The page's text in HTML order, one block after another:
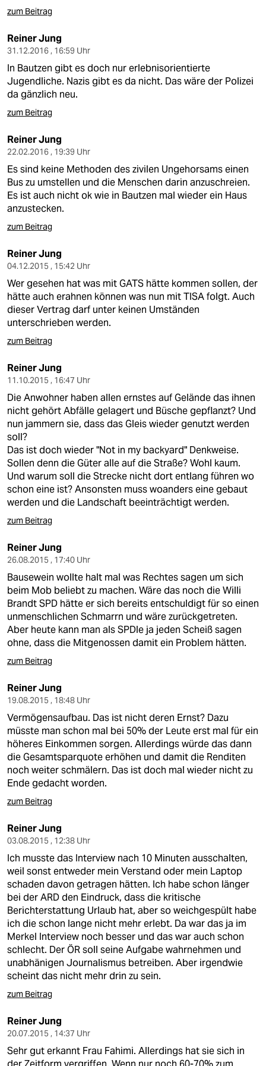
zum Beitrag
Reiner Jung
31.12.2016 , 16:59 Uhr
In Bautzen gibt es doch nur erlebnisorientierte
Jugendliche. Nazis gibt es da nicht. Das wäre der Polizei
da gänzlich neu.
zum Beitrag
Reiner Jung
22.02.2016 , 19:39 Uhr
Es sind keine Methoden des zivilen Ungehorsams einen
Bus zu umstellen und die Menschen darin anzuschreien.
Es ist auch nicht ok wie in Bautzen mal wieder ein Haus
anzustecken.
zum Beitrag
Reiner Jung
04.12.2015 , 15:42 Uhr
Wer gesehen hat was mit GATS hätte kommen sollen, der
hätte auch erahnen können was nun mit TISA folgt. Auch
dieser Vertrag darf unter keinen Umständen
unterschrieben werden.
zum Beitrag
Reiner Jung
11.10.2015 , 16:47 Uhr
Die Anwohner haben allen ernstes auf Gelände das ihnen
nicht gehört Abfälle gelagert und Büsche gepflanzt? Und
nun jammern sie, dass das Gleis wieder genutzt werden
soll?
Das ist doch wieder "Not in my backyard" Denkweise.
Sollen denn die Güter alle auf die Straße? Wohl kaum.
Und warum soll die Strecke nicht dort entlang führen wo
schon eine ist? Ansonsten muss woanders eine gebaut
werden und die Landschaft beeinträchtigt werden.
zum Beitrag
Reiner Jung
26.08.2015 , 17:40 Uhr
Bausewein wollte halt mal was Rechtes sagen um sich
beim Mob beliebt zu machen. Wäre das noch die Willi
Brandt SPD hätte er sich bereits entschuldigt für so einen
unmenschlichen Schmarrn und wäre zurückgetreten.
Aber heute kann man als SPDle ja jeden Scheiß sagen
ohne, dass die Mitgenossen damit ein Problem hätten.
zum Beitrag
Reiner Jung
19.08.2015 , 18:48 Uhr
Vermögensaufbau. Das ist nicht deren Ernst? Dazu
müsste man schon mal bei 50% der Leute erst mal für ein
höheres Einkommen sorgen. Allerdings würde das dann
die Gesamtsparquote erhöhen und damit die Renditen
noch weiter schmälern. Das ist doch mal wieder nicht zu
Ende gedacht worden.
zum Beitrag
Reiner Jung
03.08.2015 , 12:38 Uhr
Ich musste das Interview nach 10 Minuten ausschalten,
weil sonst entweder mein Verstand oder mein Laptop
schaden davon getragen hätten. Ich habe schon länger
bei der ARD den Eindruck, dass die kritische
Berichterstattung Urlaub hat, aber so weichgespült habe
ich die schon lange nicht mehr erlebt. Da war das ja im
Merkel Interview noch besser und das war auch schon
schlecht. Der ÖR soll seine Aufgabe wahrnehmen und
unabhänigen Journalismus betreiben. Aber irgendwie
scheint das nicht mehr drin zu sein.
zum Beitrag
Reiner Jung
20.07.2015 , 14:37 Uhr
Sehr gut erkannt Frau Fahimi. Allerdings hat sie sich in